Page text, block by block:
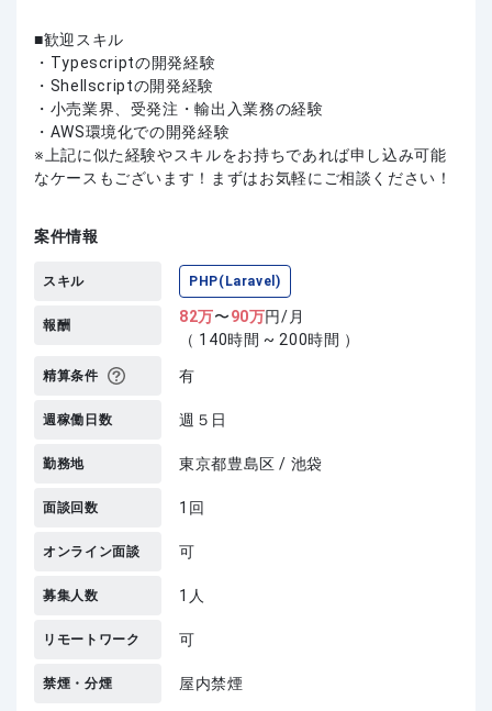
歓迎スキル
・Typescriptの開発経験
・Shellscriptの開発経験
・小売業界、受発注・輸出入業務の経験
・AWS環境化での開発経験
上記に似た経験やスキルをお持ちであれば申し込み可能
なケースもございます！まずはお気軽にご相談ください！
案件情報
スキル PHP(Laravel)
報酬 82万〜90万円/月
（ 140時間 ~ 200時間 ）
精算条件 有
週稼働日数 週５日
勤務地 東京都豊島区 / 池袋
面談回数 1回
オンライン面談 可
募集人数 1人
リモートワーク 可
禁煙・分煙 屋内禁煙